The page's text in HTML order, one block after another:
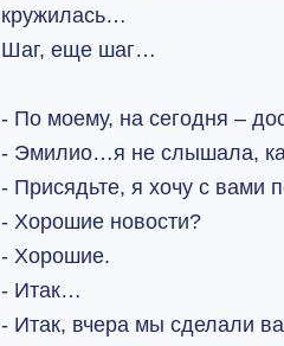
кружилась…
Шаг, еще шаг…
- По моему, на сегодня –
- Эмилио…я не слышала,
- Присядьте, я хочу с вами
- Хорошие новости?
- Хорошие.
- Итак…
- Итак, вчера мы сделали